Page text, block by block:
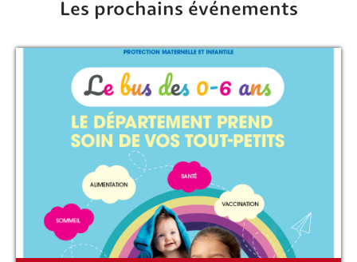
Rechercher sur le site
Les prochains événements